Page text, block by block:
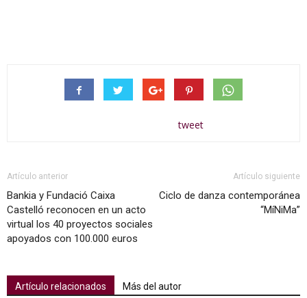
tweet
Artículo anterior
Bankia y Fundació Caixa
Castelló reconocen en un acto
virtual los 40 proyectos sociales
apoyados con 100.000 euros
Artículo siguiente
Ciclo de danza contemporánea
“MíNiMa”
Artículo relacionados Más del autor